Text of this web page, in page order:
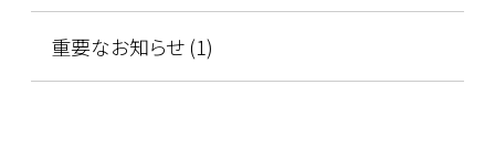
重要なお知らせ (1)